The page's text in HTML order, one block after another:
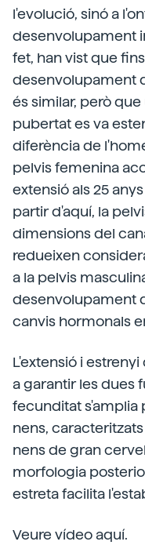
l'evolució, sinó a
desenvolupament
fet, han vist que
desenvolupament
és similar, però
pubertat es va
diferència de
pelvis femenina
extensió als 25
partir d'aquí, la
dimensions del
redueixen
a la pelvis
desenvolupament
canvis hormonals
L'extensió i
a garantir les dues
fecunditat s'amplia
nens,
nens de gran
morfologia
estreta facilita
Veure vídeo aquí.